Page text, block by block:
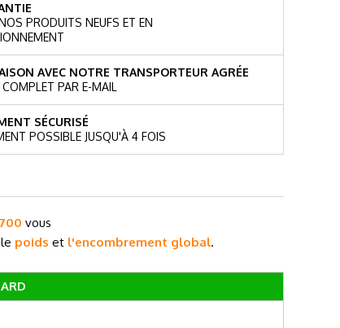
PRODUITS NEUFS ET EN
AVEC NOTRE TRANSPORTEUR AGRÉE
COMPLET PAR E-MAIL
SÉCURISÉ
POSSIBLE JUSQU'À 4 FOIS
vous
poids et l'encombrement global.